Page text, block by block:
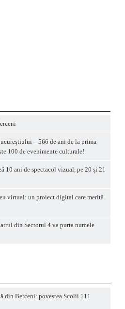
– 566 de ani de la prima
100 de evenimente culturale!
10 ani de spectacol vizual, pe 20 și 21
virtual: un proiect digital care merită
din Sectorul 4 va purta numele
din Berceni: povestea Școlii 111